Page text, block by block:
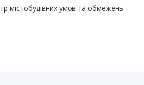
містобудівних умов та обмежень